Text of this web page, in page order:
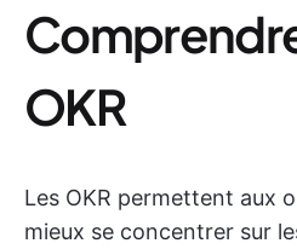
OKR
Les OKR permettent aux
mieux se concentrer sur